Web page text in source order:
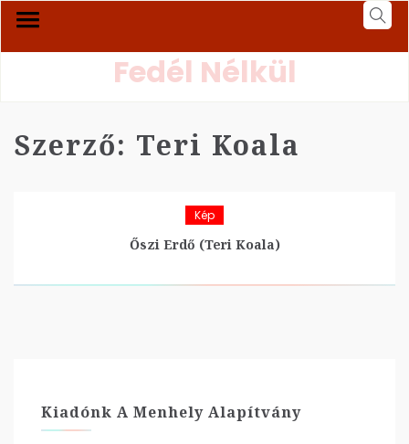
Fedél Nélkül
Szerző: Teri Koala
Kép
Őszi Erdő (Teri Koala)
Kiadónk A Menhely Alapítvány